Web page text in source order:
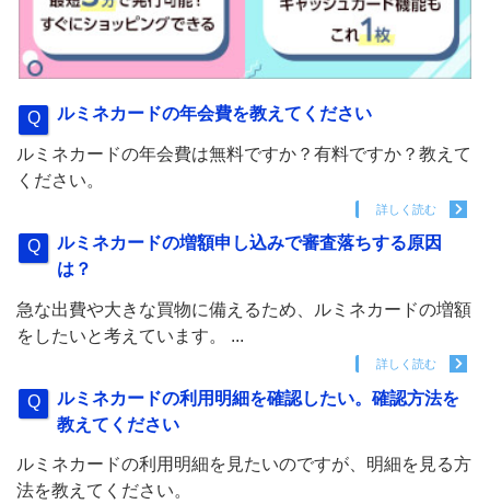
ルミネカードの年会費を教えてください
ルミネカードの年会費は無料ですか？有料ですか？教えて
ください。
詳しく読む
ルミネカードの増額申し込みで審査落ちする原因
は？
急な出費や大きな買物に備えるため、ルミネカードの増額
をしたいと考えています。 ...
詳しく読む
ルミネカードの利用明細を確認したい。確認方法を
教えてください
ルミネカードの利用明細を見たいのですが、明細を見る方
法を教えてください。